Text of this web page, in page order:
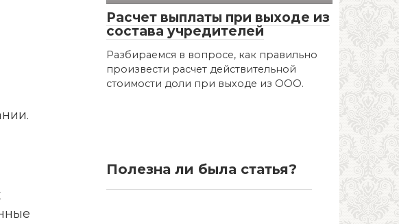
Расчет выплаты при выходе из
состава учредителей
Разбираемся в вопросе, как правильно
произвести расчет действительной
стоимости доли при выходе из ООО.
Полезна ли была статья?